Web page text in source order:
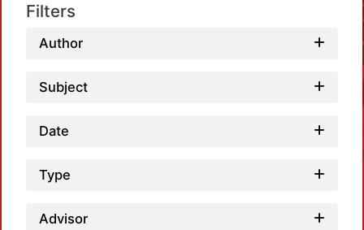
Filters
Author
Subject
Date
Type
Advisor